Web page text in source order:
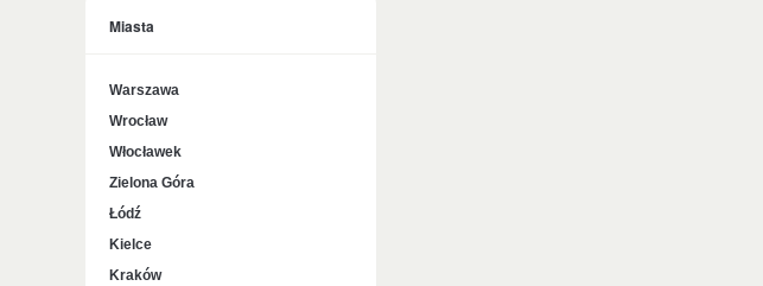
Miasta
Warszawa
Wrocław
Włocławek
Zielona Góra
Łódź
Kielce
Kraków